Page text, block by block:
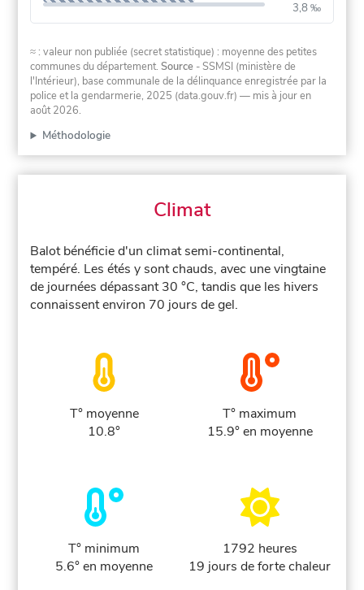
3,8 ‰
≈ : valeur non publiée (secret statistique) : moyenne des petites
communes du département.Source - SSMSI (ministère de
l'Intérieur), base communale de la délinquance enregistrée par la
police et la gendarmerie, 2025 (data.gouv.fr) — mis à jour en
août 2026.
Méthodologie
Climat
Balot bénéficie d'un climat semi-continental,
tempéré. Les étés y sont chauds, avec une vingtaine
de journées dépassant 30 °C, tandis que les hivers
connaissent environ 70 jours de gel.
T° moyenne
10.8°
T° maximum
15.9° en moyenne
T° minimum
5.6° en moyenne
1792 heures
19 jours de forte chaleur